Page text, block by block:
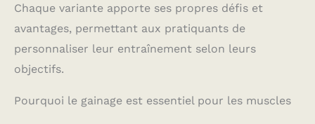
Chaque variante apporte ses propres défis et
avantages, permettant aux pratiquants de
personnaliser leur entraînement selon leurs
objectifs.
Pourquoi le gainage est essentiel pour les muscles